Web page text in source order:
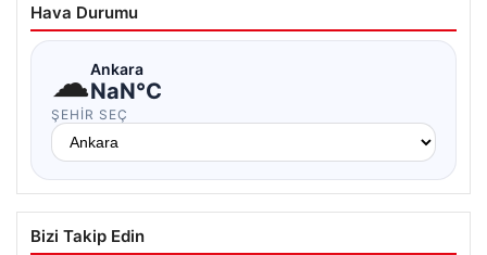
Hava Durumu
☁Ankara
NaN°C
ŞEHIR SEÇ
Bizi Takip Edin